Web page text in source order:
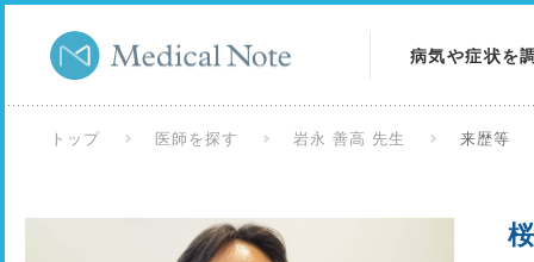
病気や症状を
検査を調べる
トップ 医師を探す 岩永 善高 先生 来歴等